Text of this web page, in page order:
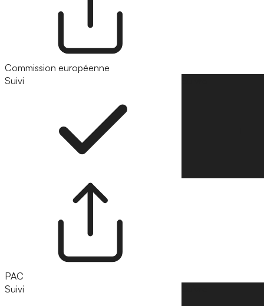
Commission européenne
Suivi
PAC
Suivi